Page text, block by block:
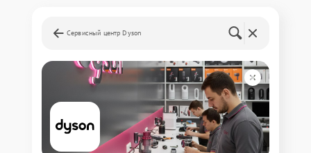
Сервисный центр Dyson